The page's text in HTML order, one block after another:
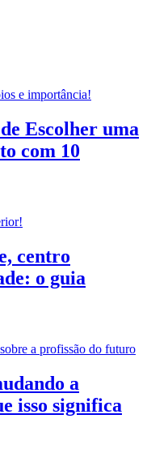
Escolher uma
com 10
centro
o guia
a
isso significa